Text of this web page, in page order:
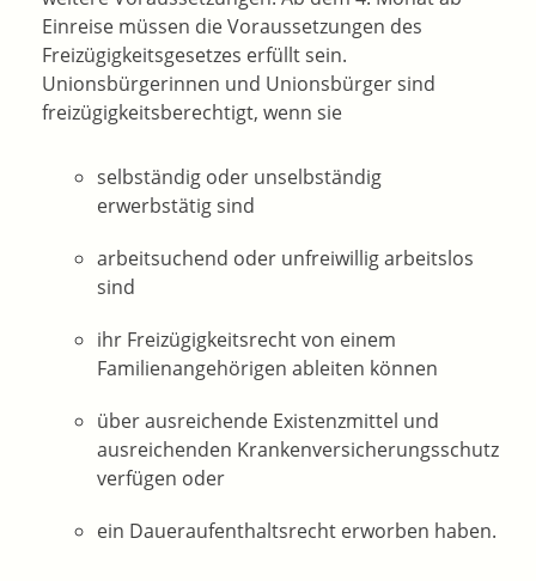
Einreise müssen die Voraussetzungen des
Freizügigkeitsgesetzes erfüllt sein.
Unionsbürgerinnen und Unionsbürger sind
freizügigkeitsberechtigt, wenn sie
selbständig oder unselbständig
erwerbstätig sind
arbeitsuchend oder unfreiwillig arbeitslos
sind
ihr Freizügigkeitsrecht von einem
Familienangehörigen ableiten können
über ausreichende Existenzmittel und
ausreichenden Krankenversicherungsschutz
verfügen oder
ein Daueraufenthaltsrecht erworben haben.